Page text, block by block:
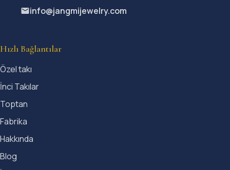
info@jangmijewelry.com
Hızlı Bağlantılar
Özel takı
İnci Takılar
Toptan
Fabrika
Hakkında
Blog